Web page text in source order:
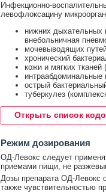
Инфекционно-
левофлоксацину
нижних дыхательных
внебольничная
мочевыводящих
хронический
кожи и мягких
интраабдоминальные
острый
туберкулез
Открыть список
Режим дозирования
ОД-Левокс следует
приемами пищи, не
Дозы препарата ОД-Левокс
также чувствительностью